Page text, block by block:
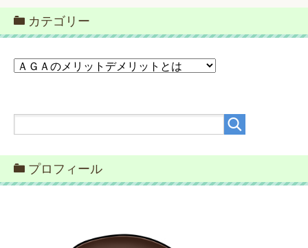
カテゴリー
カ
プロフィール